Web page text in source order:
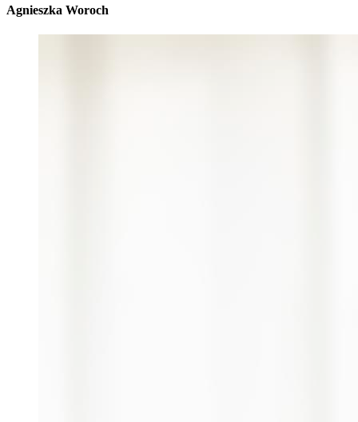
Agnieszka Woroch